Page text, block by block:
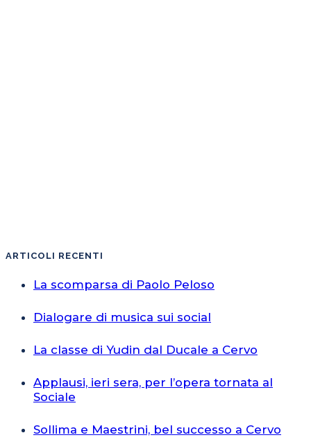
ARTICOLI RECENTI
La scomparsa di Paolo Peloso
Dialogare di musica sui social
La classe di Yudin dal Ducale a Cervo
Applausi, ieri sera, per l’opera tornata al
Sociale
Sollima e Maestrini, bel successo a Cervo